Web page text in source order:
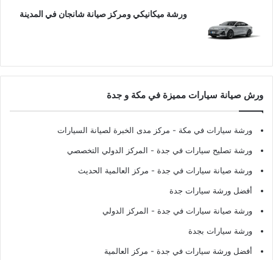
ورشة ميكانيكي ومركز صيانة شانجان في المدينة
ورش صيانة سيارات مميزة في مكة و جدة
ورشة سيارات في مكة - مركز مدى الخبرة لصيانة السيارات
ورشة تصليح سيارات في جدة - المركز الدولي التخصصي
ورشة صيانة سيارات في جدة - مركز العالمية الحديث
أفضل ورشة سيارات جدة
ورشة صيانة سيارات في جدة - المركز الدولي
ورشة سيارات بجدة
أفضل ورشة سيارات في جدة - مركز العالمية